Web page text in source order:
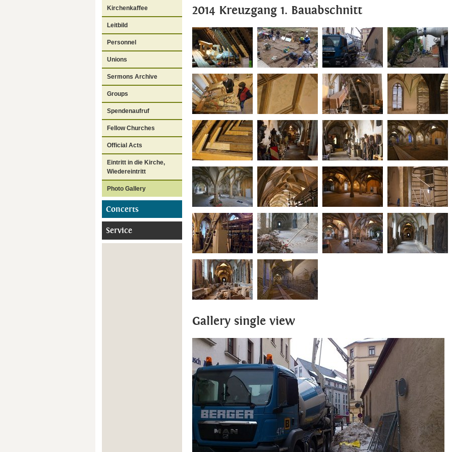
Kirchenkaffee
Leitbild
Personnel
Unions
Sermons Archive
Groups
Spendenaufruf
Fellow Churches
Official Acts
Eintritt in die Kirche,
Wiedereintritt
Photo Gallery
Concerts
Service
2014 Kreuzgang 1. Bauabschnitt
Gallery single view